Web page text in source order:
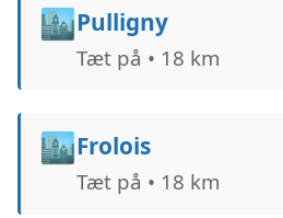
🏙️Pulligny
Tæt på • 18 km
🏙️Frolois
Tæt på • 18 km